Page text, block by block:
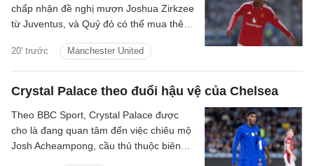
20' trước Manchester United
chấp nhận đề nghị mượn Joshua Zirkzee
từ Juventus, và Quỷ đỏ có thể mua thêm
2026.
Crystal Palace theo đuổi hậu vệ của Chelsea
Theo BBC Sport, Crystal Palace được
cho là đang quan tâm đến việc chiêu mộ
Josh Acheampong, cầu thủ thuộc biên